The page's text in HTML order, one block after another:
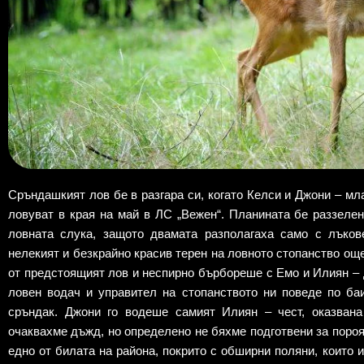
Сръндашкият лов бе в разгара си, когато Келси и Джони –
ловуват в края на май в ЛС „Вежен“. Планината бе
ловната слука, защото двамата разполагаха само с
нелекият и безкрайно красив терен на ловното стопанство
от предстоящият лов и неспирно бърбореше с Емо и Илиян
ловен водач и управител на стопанството ни поведе по
сръндак. Джони го водеше самият Илиян – чест,
очаквахме дъжд, но определено не бяхме подготвени за
едно от билата на района, покрито с обширни поляни,